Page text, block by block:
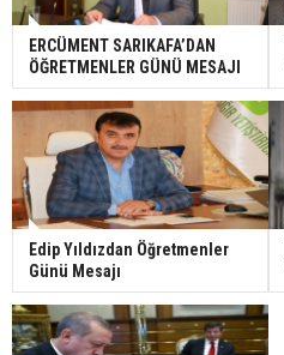
ERCÜMENT SARIKAFA’DAN
ÖĞRETMENLER GÜNÜ MESAJI
Edip Yıldızdan Öğretmenler
Günü Mesajı